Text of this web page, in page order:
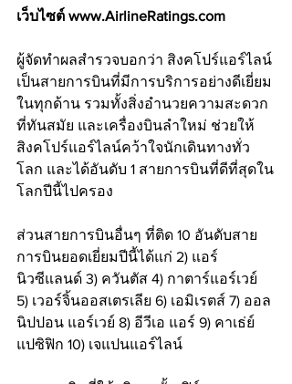
เว็บไซต์ www.AirlineRatings.com
ผู้จัดทำผลสำรวจบอกว่า สิงคโปร์แอร์ไลน์
เป็นสายการบินที่มีการบริการอย่างดีเยี่ยม
ในทุกด้าน รวมทั้งสิ่งอำนวยความสะดวก
ที่ทันสมัย และเครื่องบินลำใหม่ ช่วยให้
สิงคโปร์แอร์ไลน์คว้าใจนักเดินทางทั่ว
โลก และได้อันดับ 1 สายการบินที่ดีที่สุดใน
โลกปีนี้ไปครอง
ส่วนสายการบินอื่นๆ ที่ติด 10 อันดับสาย
การบินยอดเยี่ยมปีนี้ได้แก่ 2) แอร์
นิวซีแลนด์ 3) ควันตัส 4) กาตาร์แอร์เวย์
5) เวอร์จิ้นออสเตรเลีย 6) เอมิเรตส์ 7) ออล
นิปปอน แอร์เวย์ 8) อีวีเอ แอร์ 9) คาเธ่ย์
แปซิฟิก 10) เจแปนแอร์ไลน์